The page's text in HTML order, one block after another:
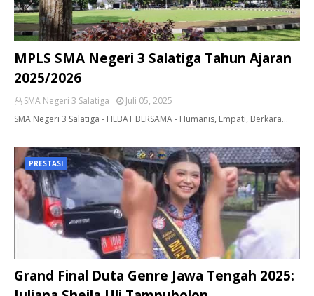
MPLS SMA Negeri 3 Salatiga Tahun Ajaran
2025/2026
SMA Negeri 3 Salatiga
Juli 05, 2025
SMA Negeri 3 Salatiga - HEBAT BERSAMA - Humanis, Empati, Berkara…
PRESTASI
Grand Final Duta Genre Jawa Tengah 2025: